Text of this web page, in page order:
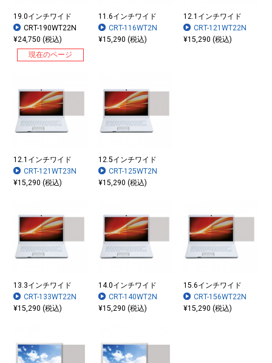
19.0インチワイド
CRT-190WT22N
¥24,750 (税込)
現在のページ
11.6インチワイド
CRT-116WT2N
¥15,290 (税込)
12.1インチワイド
CRT-121WT22N
¥15,290 (税込)
12.1インチワイド
CRT-121WT23N
¥15,290 (税込)
12.5インチワイド
CRT-125WT2N
¥15,290 (税込)
13.3インチワイド
CRT-133WT22N
¥15,290 (税込)
14.0インチワイド
CRT-140WT2N
¥15,290 (税込)
15.6インチワイド
CRT-156WT22N
¥15,290 (税込)